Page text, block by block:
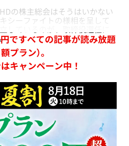
の株主総会はそうはいかない
シーファイトの様相を呈して
ですべての記事が読み放題
額プラン）。
キャンペーン中！